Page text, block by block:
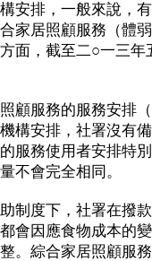
安排，一般來說，
家居照顧服務（體
面，截至二○一三
照顧服務的服務安排
構安排，社署沒有
服務使用者安排特
不會完全相同。
助制度下，社署在撥
會因應食物成本的
。綜合家居照顧服